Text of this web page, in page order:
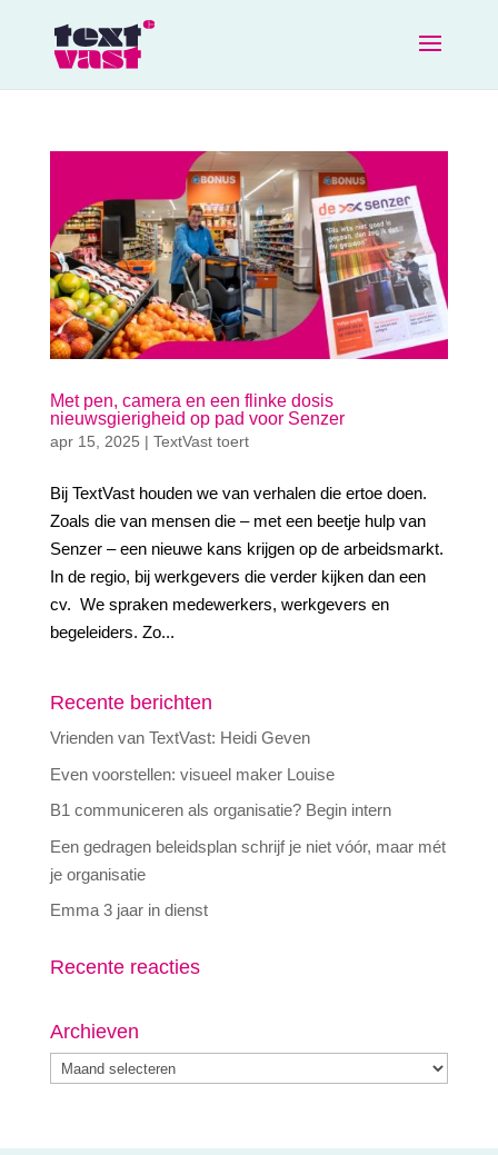
Met pen, camera en een flinke dosis
nieuwsgierigheid op pad voor Senzer
apr 15, 2025 | TextVast toert
Bij TextVast houden we van verhalen die ertoe doen.
Zoals die van mensen die – met een beetje hulp van
Senzer – een nieuwe kans krijgen op de arbeidsmarkt.
In de regio, bij werkgevers die verder kijken dan een
cv. We spraken medewerkers, werkgevers en
begeleiders. Zo...
Recente berichten
Vrienden van TextVast: Heidi Geven
Even voorstellen: visueel maker Louise
B1 communiceren als organisatie? Begin intern
Een gedragen beleidsplan schrijf je niet vóór, maar mét
je organisatie
Emma 3 jaar in dienst
Recente reacties
Archieven
Archieven